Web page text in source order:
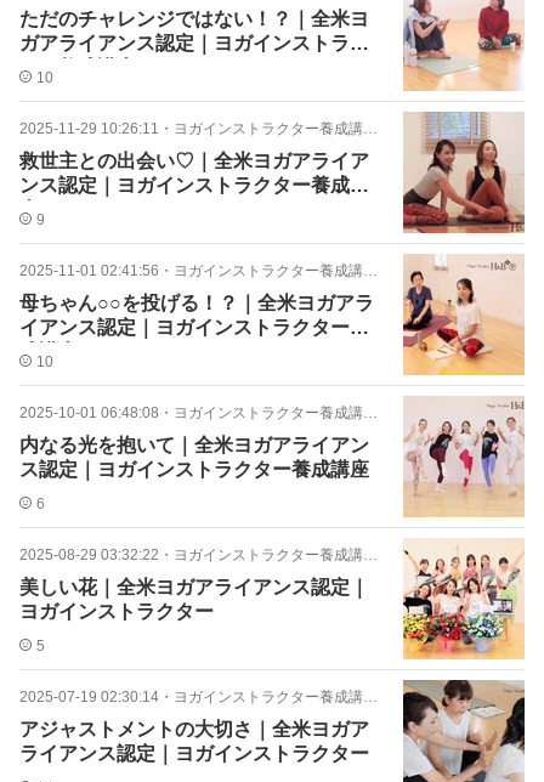
ただのチャレンジではない！？｜全米ヨ
ガアライアンス認定｜ヨガインストラク
ター養成講座
10
2025-11-29 10:26:11 ・ ヨガインストラクター養成講座13期生
救世主との出会い♡｜全米ヨガアライア
ンス認定｜ヨガインストラクター養成講
座9
2025-11-01 02:41:56 ・ ヨガインストラクター養成講座13期生
母ちゃん○○を投げる！？｜全米ヨガアラ
イアンス認定｜ヨガインストラクター養
成講座
10
2025-10-01 06:48:08 ・ ヨガインストラクター養成講座13期生
内なる光を抱いて｜全米ヨガアライアン
ス認定｜ヨガインストラクター養成講座
6
2025-08-29 03:32:22 ・ ヨガインストラクター養成講座12期生
美しい花｜全米ヨガアライアンス認定｜
ヨガインストラクター
5
2025-07-19 02:30:14 ・ ヨガインストラクター養成講座12期生
アジャストメントの大切さ｜全米ヨガア
ライアンス認定｜ヨガインストラクター